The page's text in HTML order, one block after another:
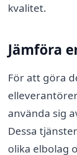
kvalitet.
Jämföra
För att göra
använda sig
Dessa
olika elbolag